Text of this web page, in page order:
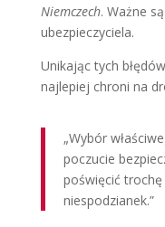
Niemczech. Ważne
ubezpieczyciela.
Unikając tych
najlepiej chroni na
„Wybór
poczucie
poświęcić trochę
niespodzianek.”